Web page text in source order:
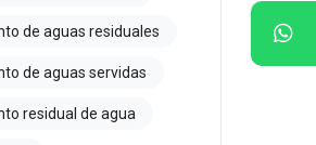
de aguas residuales
de aguas servidas
residual de agua